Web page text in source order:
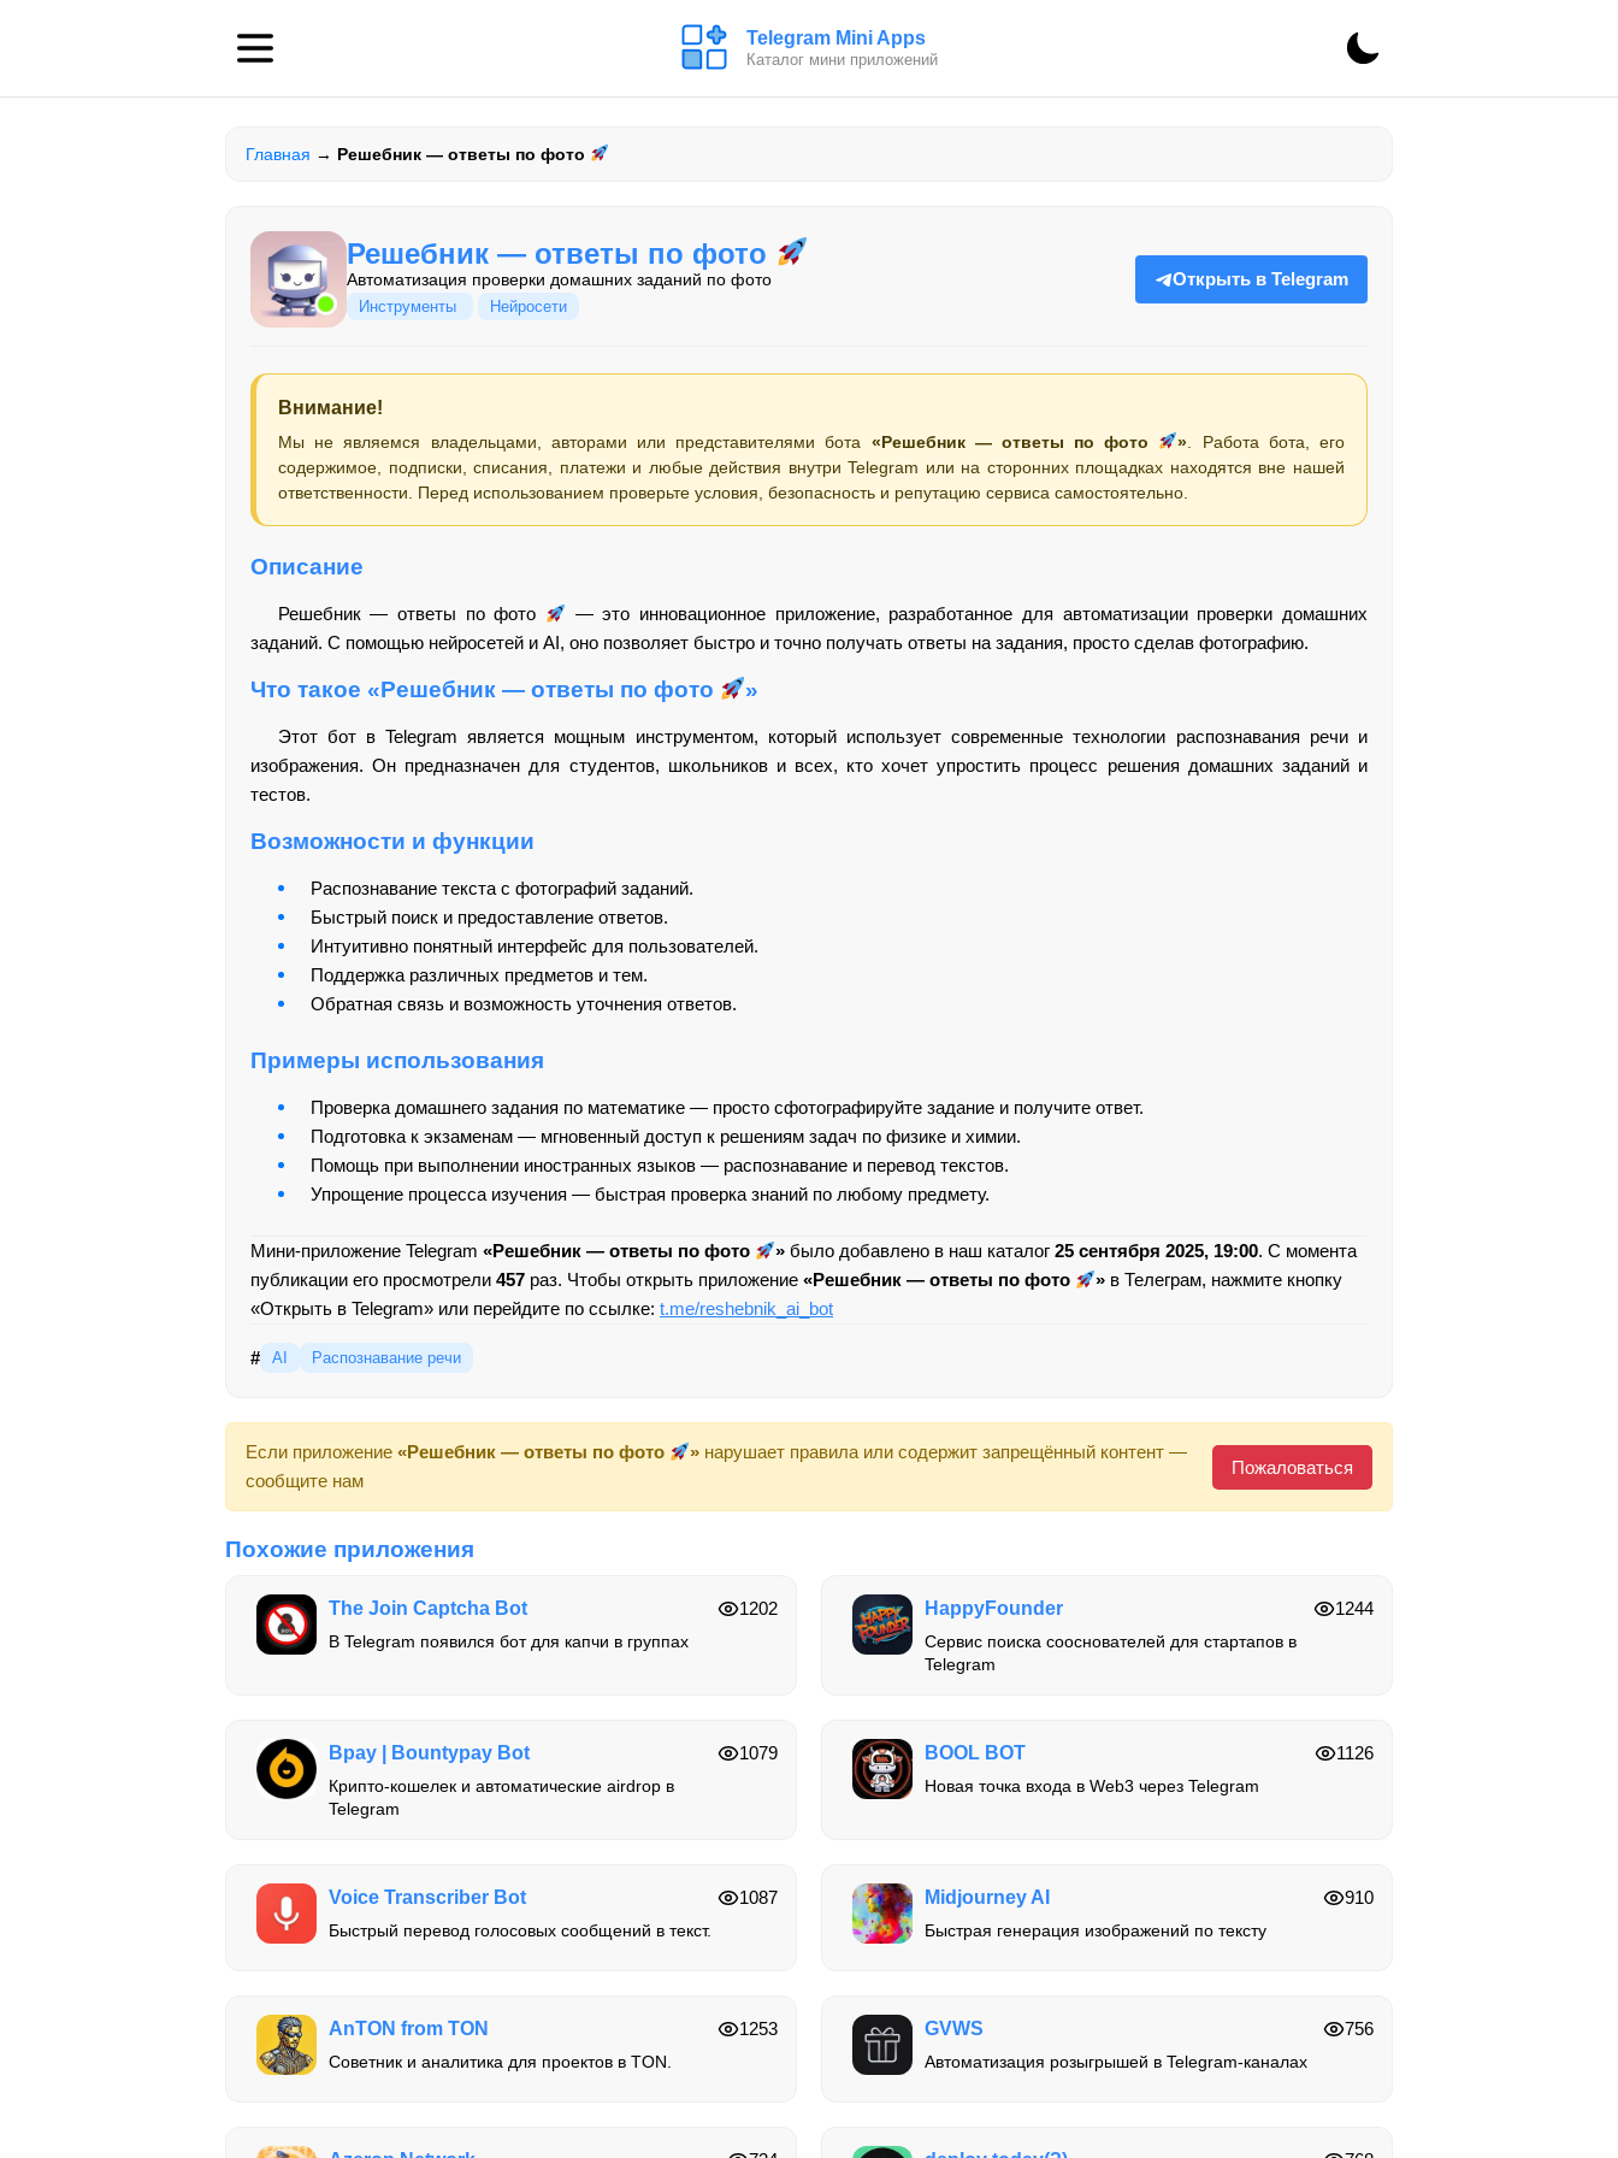
Telegram Mini Apps
Каталог мини приложений
Главная → Решебник — ответы по фото
Решебник — ответы по фото
Автоматизация проверки домашних заданий по фото
Инструменты Нейросети
Открыть в Telegram
Внимание!
Мы не являемся владельцами, авторами или представителями бота «Решебник — ответы по фото » . Работа бота, его
содержимое, подписки, списания, платежи и любые действия внутри Telegram или на сторонних площадках находятся вне нашей
ответственности. Перед использованием проверьте условия, безопасность и репутацию сервиса самостоятельно.
Описание
Решебник — ответы по фото
— это инновационное приложение, разработанное для автоматизации проверки домашних
заданий. С помощью нейросетей и AI, оно позволяет быстро и точно получать ответы на задания, просто сделав фотографию.
Что такое «Решебник — ответы по фото »
Этот бот в Telegram является мощным инструментом, который использует современные технологии распознавания речи и
изображения. Он предназначен для студентов, школьников и всех, кто хочет упростить процесс решения домашних заданий и
тестов.
Возможности и функции
Распознавание текста с фотографий заданий.
Быстрый поиск и предоставление ответов.
Интуитивно понятный интерфейс для пользователей.
Поддержка различных предметов и тем.
Обратная связь и возможность уточнения ответов.
Примеры использования
Проверка домашнего задания по математике — просто сфотографируйте задание и получите ответ.
Подготовка к экзаменам — мгновенный доступ к решениям задач по физике и химии.
Помощь при выполнении иностранных языков — распознавание и перевод текстов.
Упрощение процесса изучения — быстрая проверка знаний по любому предмету.
Мини-приложение Telegram «Решебник — ответы по фото » было добавлено в наш каталог25 сентября 2025, 19:00. С момента
публикации его просмотрели 457 раз. Чтобы открыть приложение «Решебник — ответы по фото » в Телеграм, нажмите кнопку
«Открыть в Telegram» или перейдите по ссылке: t.me/reshebnik_ai_bot
# AI Распознавание речи
Если приложение «Решебник — ответы по фото » нарушает правила или содержит запрещённый контент —
сообщите нам
Пожаловаться
Похожие приложения
The Join Captcha Bot
В Telegram появился бот для капчи в группах
1202 HappyFounder
Сервис поиска сооснователей для стартапов в
Telegram
1244
Bpay | Bountypay Bot
Крипто-кошелек и автоматические airdrop в
Telegram
1079 BOOL BOT
Новая точка входа в Web3 через Telegram
1126
Voice Transcriber Bot
Быстрый перевод голосовых сообщений в текст.
1087 Midjourney AI
Быстрая генерация изображений по тексту
910
AnTON from TON
Советник и аналитика для проектов в TON.
1253 GVWS
Автоматизация розыгрышей в Telegram-каналах
756